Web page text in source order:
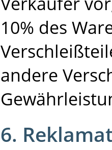
10% des
andere
6.